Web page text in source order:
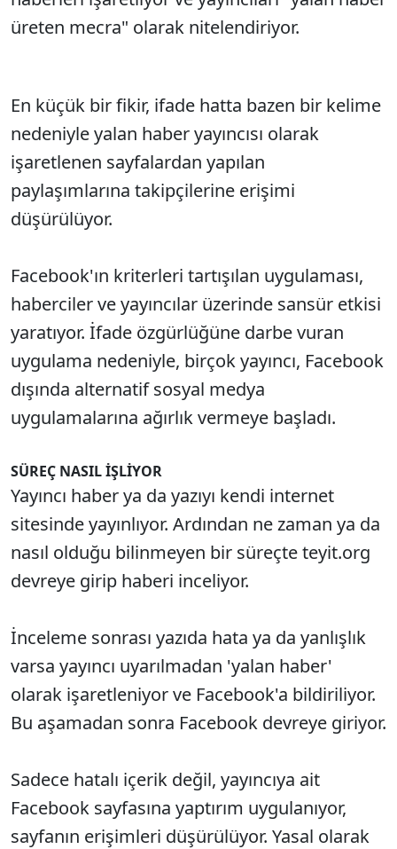
üreten mecra" olarak nitelendiriyor.
En küçük bir fikir, ifade hatta bazen bir kelime
nedeniyle yalan haber yayıncısı olarak
işaretlenen sayfalardan yapılan
paylaşımlarına takipçilerine erişimi
düşürülüyor.
Facebook'ın kriterleri tartışılan uygulaması,
haberciler ve yayıncılar üzerinde sansür etkisi
yaratıyor. İfade özgürlüğüne darbe vuran
uygulama nedeniyle, birçok yayıncı, Facebook
dışında alternatif sosyal medya
uygulamalarına ağırlık vermeye başladı.
SÜREÇ NASIL İŞLİYOR
Yayıncı haber ya da yazıyı kendi internet
sitesinde yayınlıyor. Ardından ne zaman ya da
nasıl olduğu bilinmeyen bir süreçte teyit.org
devreye girip haberi inceliyor.
İnceleme sonrası yazıda hata ya da yanlışlık
varsa yayıncı uyarılmadan 'yalan haber'
olarak işaretleniyor ve Facebook'a bildiriliyor.
Bu aşamadan sonra Facebook devreye giriyor.
Sadece hatalı içerik değil, yayıncıya ait
Facebook sayfasına yaptırım uygulanıyor,
sayfanın erişimleri düşürülüyor. Yasal olarak